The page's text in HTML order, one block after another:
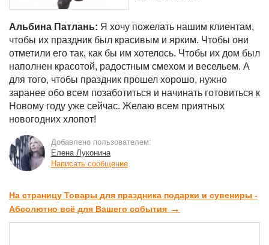
Альбина Патлань: Я хочу пожелать нашим клиентам,
чтобы их праздник был красивым и ярким. Чтобы они
отметили его так, как бы им хотелось. Чтобы их дом был
наполнен красотой, радостным смехом и весельем. А
для того, чтобы праздник прошел хорошо, нужно
заранее обо всем позаботиться и начинать готовиться к
Новому году уже сейчас. Желаю всем приятных
новогодних хлопот!
Добавлено пользователем:
Елена Луконина
Написать сообщение
На страницу Товары для праздника подарки и сувениры -
Абсолютно всё для Вашего события →